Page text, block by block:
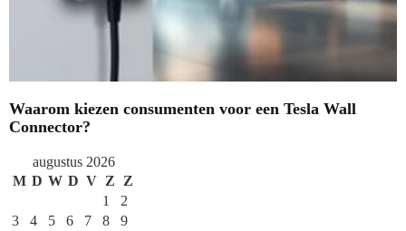
Waarom kiezen consumenten voor een Tesla Wall
Connector?
augustus 2026
M D W D V Z
Z
1
2
3
4 5 6 7 8
9